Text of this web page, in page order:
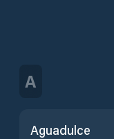
A
Aguadulce